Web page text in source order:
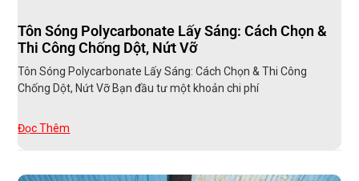
Tôn Sóng Polycarbonate Lấy Sáng: Cách Chọn &
Thi Công Chống Dột, Nứt Vỡ
Tôn Sóng Polycarbonate Lấy Sáng: Cách Chọn & Thi Công
Chống Dột, Nứt Vỡ Bạn đầu tư một khoản chi phí
Đọc Thêm